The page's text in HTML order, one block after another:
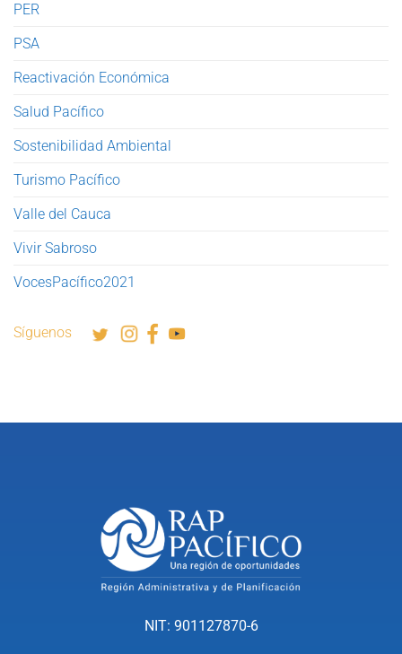
PER
PSA
Reactivación Económica
Salud Pacífico
Sostenibilidad Ambiental
Turismo Pacífico
Valle del Cauca
Vivir Sabroso
VocesPacífico2021
Síguenos
NIT: 901127870-6